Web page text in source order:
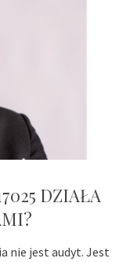
DZIAŁA
nie jest audyt. Jest